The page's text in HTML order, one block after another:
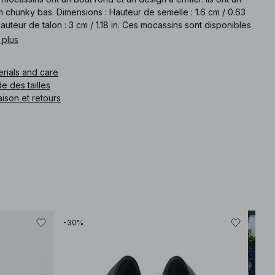
chunky bas. Dimensions : Hauteur de semelle : 1.6 cm / 0.63
de talon : 3 cm / 1.18 in. Ces mocassins sont disponibles
and care
des tailles
et retours
-30%